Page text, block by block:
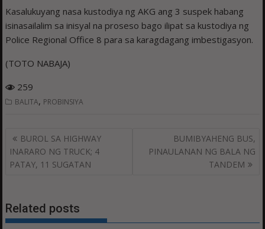
Kasalukuyang nasa kustodiya ng AKG ang 3 suspek habang
isinasailalim sa inisyal na proseso bago ilipat sa kustodiya ng
Police Regional Office 8 para sa karagdagang imbestigasyon.
(TOTO NABAJA)
259
BALITA, PROBINSIYA
Post
navigation
BUROL SA HIGHWAY
INARARO NG TRUCK; 4
PATAY, 11 SUGATAN
BUMIBYAHENG BUS,
PINAULANAN NG BALA NG
TANDEM
Related posts